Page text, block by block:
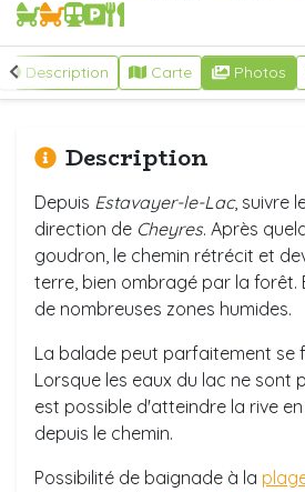
Description Carte Photos
Description
Depuis Estavayer-le-Lac, suivre
direction de Cheyres. Après
goudron, le chemin rétrécit et
terre, bien ombragé par la forêt.
de nombreuses zones humides.
La balade peut parfaitement se
Lorsque les eaux du lac ne sont
est possible d'atteindre la rive
depuis le chemin.
Possibilité de baignade à la